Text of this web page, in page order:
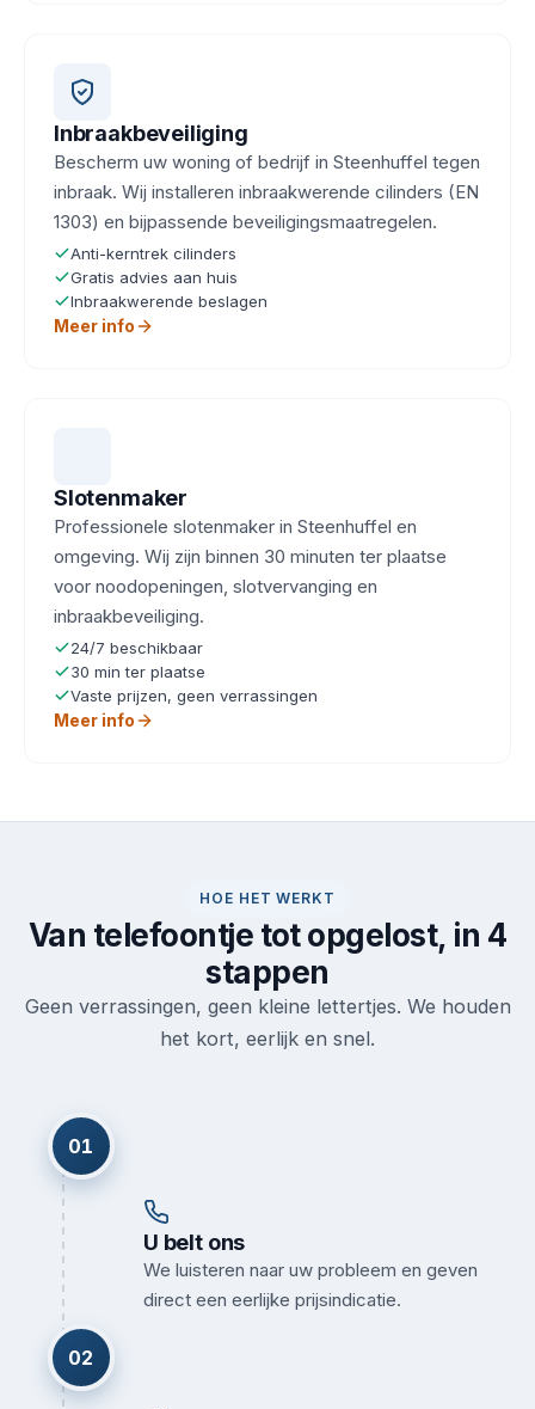
Inbraakbeveiliging
Bescherm uw woning of bedrijf in Steenhuffel tegen
inbraak. Wij installeren inbraakwerende cilinders (EN
1303) en bijpassende beveiligingsmaatregelen.
Anti-kerntrek cilinders
Gratis advies aan huis
Inbraakwerende beslagen
Meer info
Slotenmaker
Professionele slotenmaker in Steenhuffel en
omgeving. Wij zijn binnen 30 minuten ter plaatse
voor noodopeningen, slotvervanging en
inbraakbeveiliging.
24/7 beschikbaar
30 min ter plaatse
Vaste prijzen, geen verrassingen
Meer info
HOE HET WERKT
Van telefoontje tot opgelost, in 4
stappen
Geen verrassingen, geen kleine lettertjes. We houden
het kort, eerlijk en snel.
01
U belt ons
We luisteren naar uw probleem en geven
direct een eerlijke prijsindicatie.
02